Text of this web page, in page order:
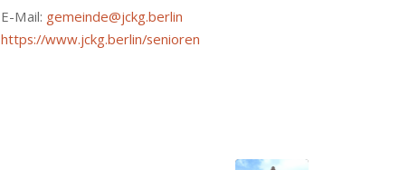
E-Mail: gemeinde@jckg.berlin
https://www.jckg.berlin/senioren